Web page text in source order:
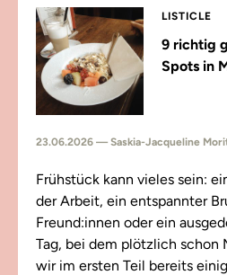
LISTICLE
9 richtig
Spots in
23.06.2026 — Saskia-Jacqueline
Frühstück kann vieles sein:
der Arbeit, ein entspannter
Freund:innen oder ein
Tag, bei dem plötzlich schon
wir im ersten Teil bereits